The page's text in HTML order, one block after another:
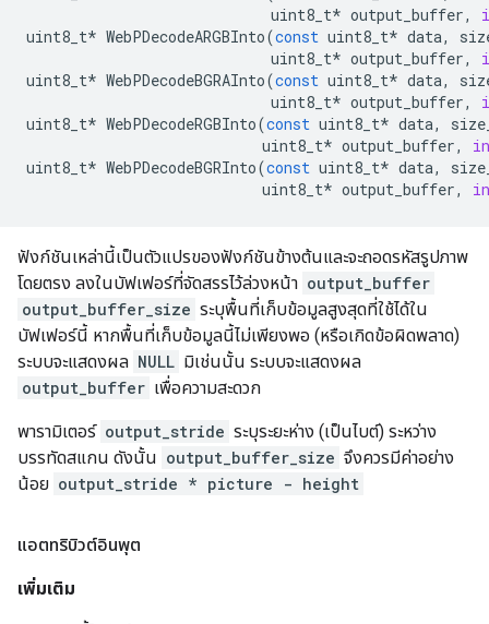
uint8_t* output_buffer,
uint8_t* WebPDecodeARGBInto(const uint8_t* data,
uint8_t* output_buffer,
uint8_t* WebPDecodeBGRAInto(const uint8_t* data,
uint8_t* output_buffer,
uint8_t* WebPDecodeRGBInto(const uint8_t* data,
uint8_t* output_buffer,
uint8_t* WebPDecodeBGRInto(const uint8_t* data,
uint8_t* output_buffer,
ฟังก์ชันเหล่านี้เป็นตัวแปรของฟังก์ชันข้างต้นและจะถอดรหัสรูปภาพ
โดยตรง ลงในบัฟเฟอร์ที่จัดสรรไว้ล่วงหน้า output_buffer
output_buffer_size ระบุพื้นที่เก็บข้อมูลสูงสุดที่ใช้ได้ใน
บัฟเฟอร์นี้ หากพื้นที่เก็บข้อมูลนี้ไม่เพียงพอ (หรือเกิดข้อผิดพลาด)
ระบบจะแสดงผล NULL มิเช่นนั้น ระบบจะแสดงผล
output_buffer เพื่อความสะดวก
พารามิเตอร์ output_stride ระบุระยะห่าง (เป็นไบต์) ระหว่าง
บรรทัดสแกน ดังนั้น output_buffer_size จึงควรมีค่าอย่าง
น้อย output_stride * picture - height
แอตทริบิวต์อินพุต
เพิ่มเติม